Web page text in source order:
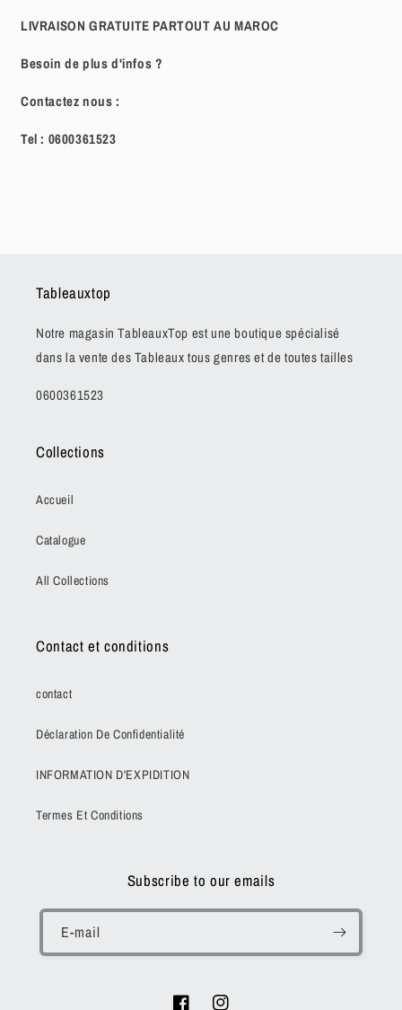
LIVRAISON GRATUITE PARTOUT AU MAROC
Besoin de plus d'infos ?
Contactez nous :
Tel : 0600361523
Tableauxtop
Notre magasin TableauxTop est une boutique spécialisé
dans la vente des Tableaux tous genres et de toutes tailles
0600361523
Collections
Accueil
Catalogue
All Collections
Contact et conditions
contact
Déclaration De Confidentialité
INFORMATION D'EXPIDITION
Termes Et Conditions
Subscribe to our emails
E-mail